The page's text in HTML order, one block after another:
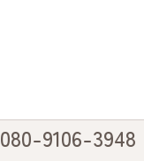
080-9106-3948